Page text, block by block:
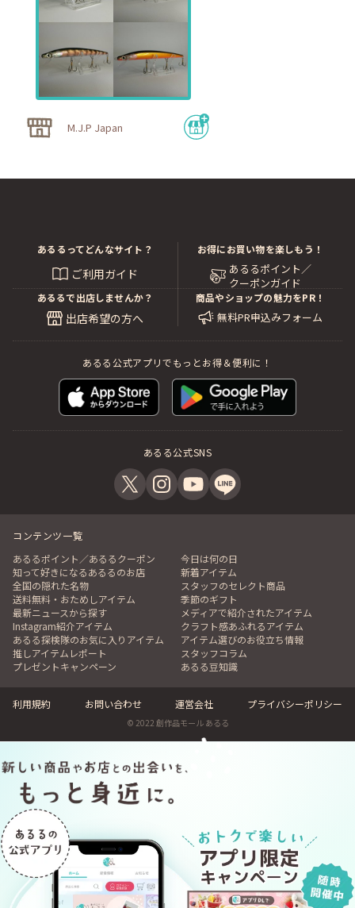
M.J.P Japan
あるるってどんなサイト？
ご利用ガイド
お得にお買い物を楽しもう！
あるるポイント／
クーポンガイド
あるるで出店しませんか？
出店希望の方へ
商品やショップの魅力をPR！
無料PR申込みフォーム
あるる公式アプリでもっとお得＆便利に！
あるる公式SNS
コンテンツ一覧
あるるポイント／あるるクーポン
今日は何の日
知って好きになるあるるのお店
新着アイテム
全国の隠れた名物
スタッフのセレクト商品
送料無料・おためしアイテム
季節のギフト
最新ニュースから探す
メディアで紹介されたアイテム
Instagram紹介アイテム
クラフト感あふれるアイテム
あるる探検隊のお気に入りアイテム
アイテム選びのお役立ち情報
推しアイテムレポート
スタッフコラム
プレゼントキャンペーン
あるる豆知識
利用規約 お問い合わせ 運営会社 プライバシーポリシー
© 2022 創作品モール あるる